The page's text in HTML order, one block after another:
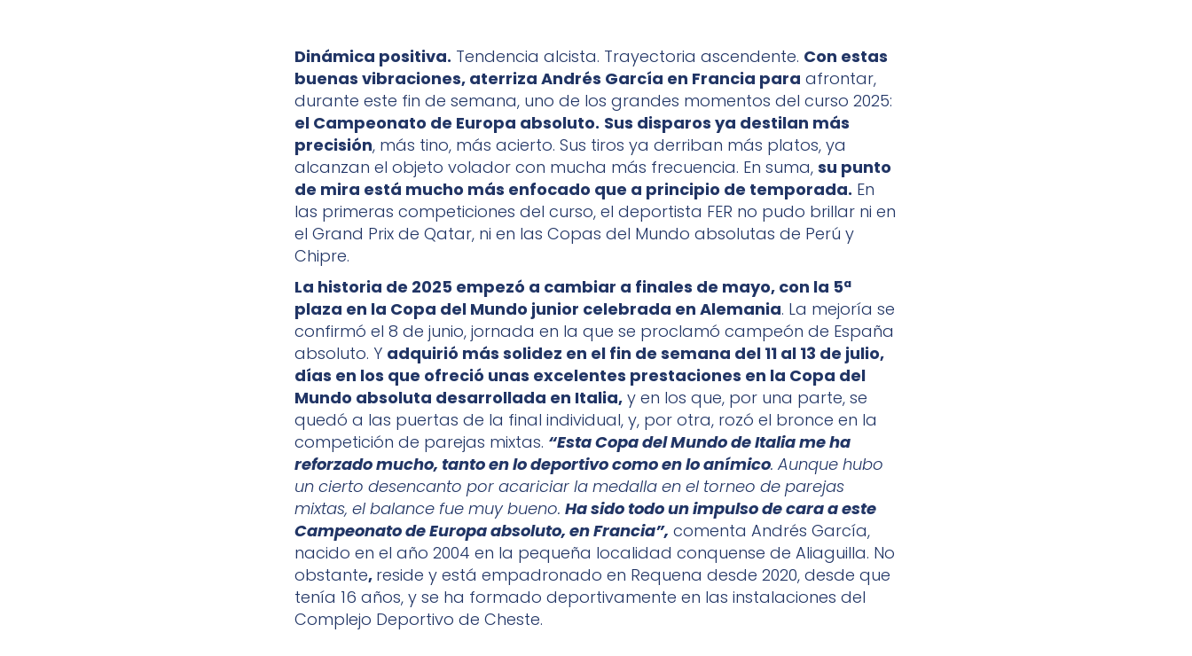
Dinámica positiva. Tendencia alcista. Trayectoria ascendente. Con estas
buenas vibraciones, aterriza Andrés García en Francia para afrontar,
durante este fin de semana, uno de los grandes momentos del curso 2025:
el Campeonato de Europa absoluto. Sus disparos ya destilan más
precisión, más tino, más acierto. Sus tiros ya derriban más platos, ya
alcanzan el objeto volador con mucha más frecuencia. En suma, su punto
de mira está mucho más enfocado que a principio de temporada. En
las primeras competiciones del curso, el deportista FER no pudo brillar ni en
el Grand Prix de Qatar, ni en las Copas del Mundo absolutas de Perú y
Chipre.
La historia de 2025 empezó a cambiar a finales de mayo, con la 5ª
plaza en la Copa del Mundo junior celebrada en Alemania. La mejoría se
confirmó el 8 de junio, jornada en la que se proclamó campeón de España
absoluto. Y adquirió más solidez en el fin de semana del 11 al 13 de julio,
días en los que ofreció unas excelentes prestaciones en la Copa del
Mundo absoluta desarrollada en Italia, y en los que, por una parte, se
quedó a las puertas de la final individual, y, por otra, rozó el bronce en la
competición de parejas mixtas. “Esta Copa del Mundo de Italia me ha
reforzado mucho, tanto en lo deportivo como en lo anímico. Aunque hubo
un cierto desencanto por acariciar la medalla en el torneo de parejas
mixtas, el balance fue muy bueno. Ha sido todo un impulso de cara a este
Campeonato de Europa absoluto, en Francia”, comenta Andrés García,
nacido en el año 2004 en la pequeña localidad conquense de Aliaguilla. No
obstante, reside y está empadronado en Requena desde 2020, desde que
tenía 16 años, y se ha formado deportivamente en las instalaciones del
Complejo Deportivo de Cheste.